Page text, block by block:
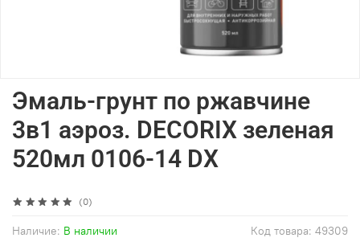
(0)
Код товара: 49309
Наличие: В наличии
Эмаль-грунт по ржавчине
3в1 аэроз. DECORIX зеленая
520мл 0106-14 DX